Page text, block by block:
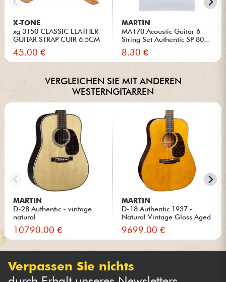
X-TONE
xg 3150 CLASSIC LEATHER
GUITAR STRAP CUIR 6.5CM
BR...
45.00 €
MARTIN
MA170 Acoustic Guitar 6-
String Set Authentic SP 80...
8.30 €
VERGLEICHEN SIE MIT ANDEREN
WESTERNGITARREN
MARTIN
D-28 Authentic - vintage
natural
10790.00 €
MARTIN
D-18 Authentic 1937 -
Natural Vintage Gloss Aged
9699.00 €
Verpassen Sie nichts